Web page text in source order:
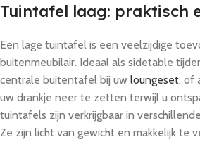
Tuintafel laag: praktisch
Een lage tuintafel is een veelzijdige
buitenmeubilair. Ideaal als sidetable
centrale buitentafel bij uw loungeset, of
uw drankje neer te zetten terwijl u
tuintafels zijn verkrijgbaar in
Ze zijn licht van gewicht en makkelijk te